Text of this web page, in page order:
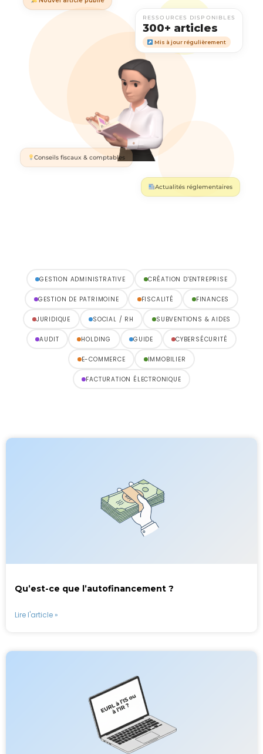
RESSOURCES DISPONIBLES
300+ articles
Mis à jour régulièrement
Conseils fiscaux & comptables
Actualités réglementaires
GESTION ADMINISTRATIVE CRÉATION D'ENTREPRISE
GESTION DE PATRIMOINE FISCALITÉ FINANCES
JURIDIQUE SOCIAL / RH SUBVENTIONS & AIDES
AUDIT HOLDING GUIDE CYBERSÉCURITÉ
E-COMMERCE IMMOBILIER
FACTURATION ÉLECTRONIQUE
Qu’est-ce que l’autofinancement ?
Lire l'article »